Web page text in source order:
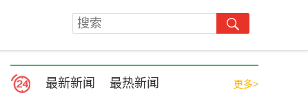
最新新闻 最热新闻 更多>